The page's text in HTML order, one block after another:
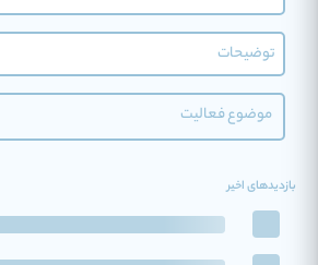
موضوع فعالیت
بازدیدهای اخیر